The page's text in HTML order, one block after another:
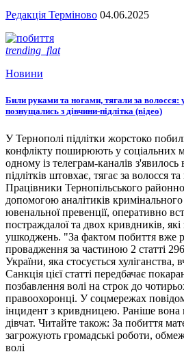
Редакція Терміново 04.06.2025
trending_flat
Новини
Били руками та ногами, тягали за волосся:
познущались з дівчини-підлітка (відео)
У Тернополі підлітки жорстоко
конфлікту поширюють у соціальних
одному із телеграм-каналів з'явилось
підлітків штовхає, тягає за волосся
Працівники Тернопільського
допомогою аналітиків кримінального
ювенальної превенції, оперативно
постраждалої та двох кривдників, які
ушкоджень. "За фактом побиття вже
провадження за частиною 2 статті
України, яка стосується хуліганства,
Санкція цієї статті передбачає
позбавлення волі на строк до
правоохоронці. У соцмережах
інцидент з кривдницею. Раніше вона
дівчат. Читайте також: За побиття
загрожують громадські роботи,
волі